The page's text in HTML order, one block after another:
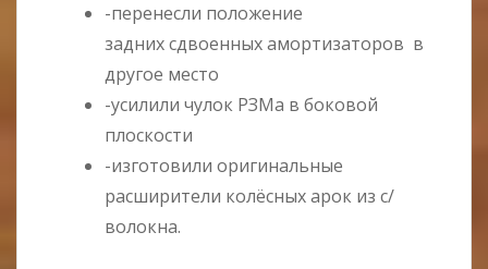
-перенесли положение
задних сдвоенных амортизаторов в
другое место
-усилили чулок РЗМа в боковой
плоскости
-изготовили оригинальные
расширители колёсных арок из с/
волокна.